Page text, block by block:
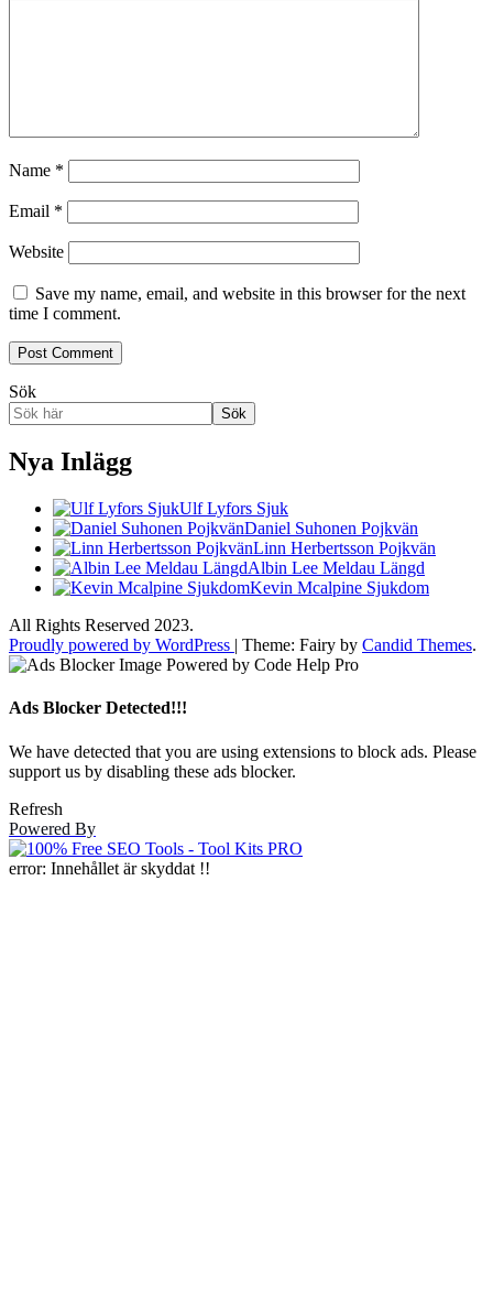
Name *
Email *
Website
Save my name, email, and website in this browser for the next
time I comment.
Sök
Sök
Nya Inlägg
Ulf Lyfors Sjuk
Daniel Suhonen Pojkvän
Linn Herbertsson Pojkvän
Albin Lee Meldau Längd
Kevin Mcalpine Sjukdom
All Rights Reserved 2023.
Proudly powered by WordPress | Theme: Fairy by Candid Themes.
Ads Blocker Detected!!!
We have detected that you are using extensions to block ads. Please
support us by disabling these ads blocker.
Refresh
Powered By
error: Innehållet är skyddat !!